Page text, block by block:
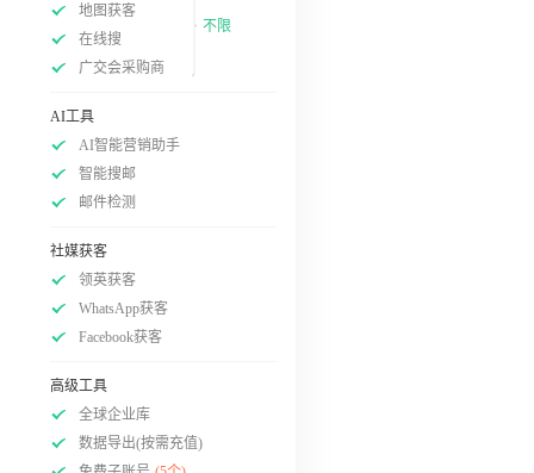
地图获客
在线搜
广交会采购商
不限
AI工具
AI智能营销助手
智能搜邮
邮件检测
社媒获客
领英获客
WhatsApp获客
Facebook获客
高级工具
全球企业库
数据导出(按需充值)